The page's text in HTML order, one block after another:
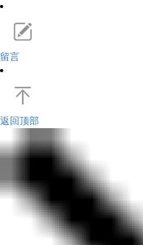
留言
返回顶部